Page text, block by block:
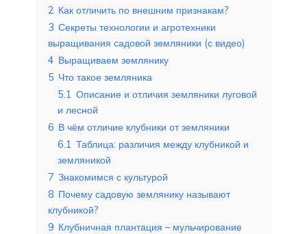
2 Как отличить по внешним признакам?
3 Секреты технологии и агротехники
выращивания садовой земляники (с видео)
4 Выращиваем землянику
5 Что такое земляника
5.1 Описание и отличия земляники луговой
и лесной
6 В чём отличие клубники от земляники
6.1 Таблица: различия между клубникой и
земляникой
7 Знакомимся с культурой
8 Почему садовую землянику называют
клубникой?
9 Клубничная плантация – мульчирование